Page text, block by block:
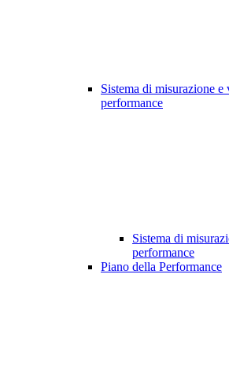
Sistema di misurazione e
performance
Sistema di
performance
Piano della Performance